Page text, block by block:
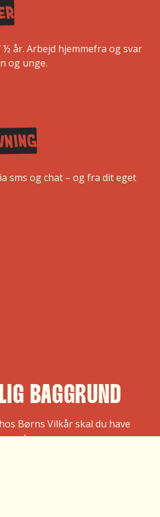
½ år. Arbejd hjemmefra og svar
og unge.
sms og chat – og fra dit eget
BAGGRUND
Børns Vilkår skal du have